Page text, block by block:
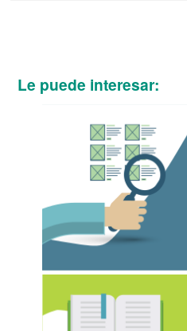
Le puede interesar: